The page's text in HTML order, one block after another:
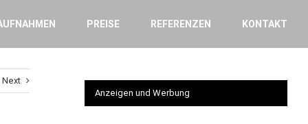
PREISE REFERENZEN KONTAKT
Next
Anzeigen und Werbung